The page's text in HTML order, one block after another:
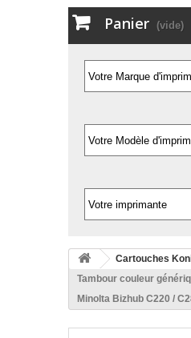
Panier (vide)
Cartouches
Tambour couleur
Minolta Bizhub C220 /